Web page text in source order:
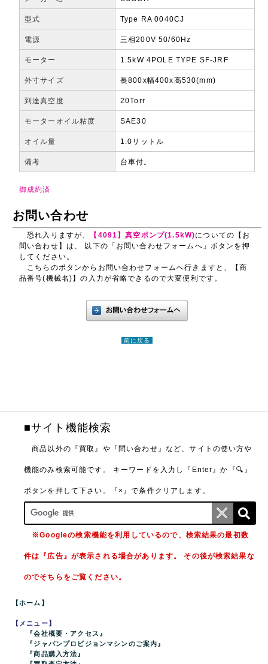
型式 Type RA 0040CJ
電源 三相200V 50/60Hz
モーター 1.5kW 4POLE TYPE SF-JRF
外寸サイズ 長800x幅400x高530(mm)
到達真空度 20Torr
モーターオイル粘度 SAE30
オイル量 1.0リットル
備考 台車付。
御成約済
お問い合わせ
恐れ入りますが、 【4091】真空ポンプ(1.5kW)についての【お
問い合わせ】は、 以下の「お問い合わせフォームへ」ボタンを押
してください。
こちらのボタンからお問い合わせフォームへ行きますと、【商
品番号(機械名)】の入力が省略できるので大変便利です。
前に戻る
■サイト機能検索
商品以外の『買取』や『問い合わせ』など、サイトの使い方や
機能のみ検索可能です。 キーワードを入力し『Enter』か『🔍』
ボタンを押して下さい。『×』で条件クリアします。
※Googleの検索機能を利用しているので、検索結果の最初数
件は『広告』が表示される場合があります。 その後が検索結果な
のでそちらをご覧ください。
【ホーム】
【メニュー】
『会社概要・アクセス』
『ジャパンプロビジョンマシンのご案内』
『商品購入方法』